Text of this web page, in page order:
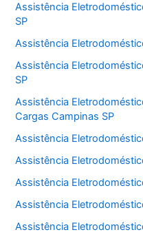
Assistência
SP
Assistência
Assistência
SP
Assistência
Cargas Campinas SP
Assistência
Assistência
Assistência
Assistência
Assistência